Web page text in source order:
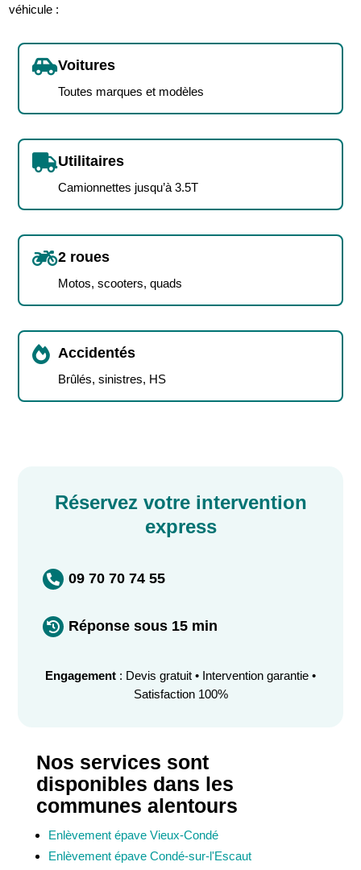
véhicule :
Voitures
Toutes marques et modèles
Utilitaires
Camionnettes jusqu’à 3.5T
2 roues
Motos, scooters, quads
 Accidentés
Brûlés, sinistres, HS
Réservez votre intervention
express
 09 70 70 74 55
 Réponse sous 15 min
Engagement : Devis gratuit • Intervention garantie •
Satisfaction 100%
Nos services sont
disponibles dans les
communes alentours
Enlèvement épave Vieux-Condé
Enlèvement épave Condé-sur-l'Escaut